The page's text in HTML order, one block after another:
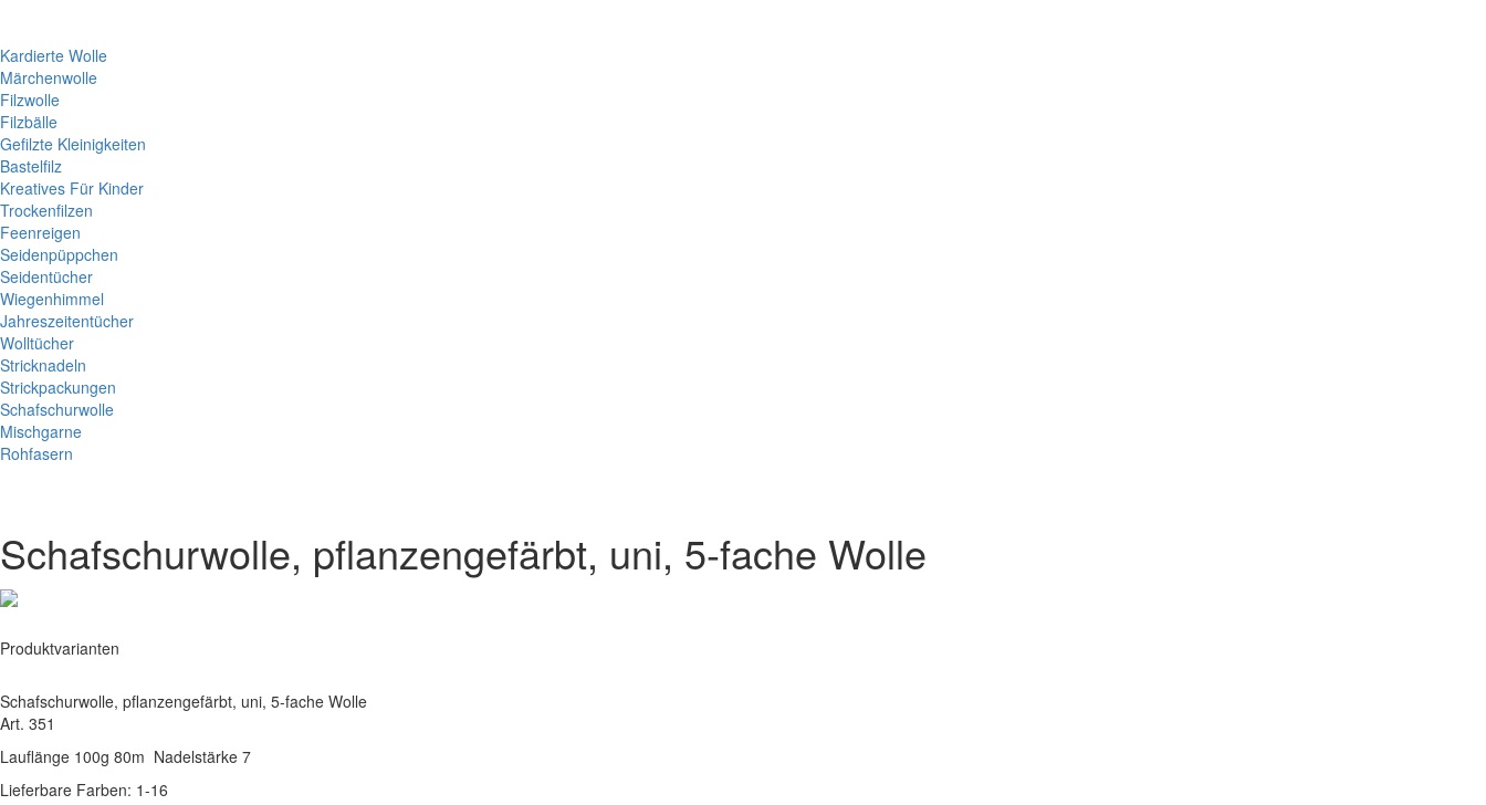
Kardierte Wolle
Märchenwolle
Filzwolle
Filzbälle
Gefilzte Kleinigkeiten
Bastelfilz
Kreatives Für Kinder
Trockenfilzen
Feenreigen
Seidenpüppchen
Seidentücher
Wiegenhimmel
Jahreszeitentücher
Wolltücher
Stricknadeln
Strickpackungen
Schafschurwolle
Mischgarne
Rohfasern
Schafschurwolle, pflanzengefärbt, uni, 5-fache Wolle
Produktvarianten
Schafschurwolle, pflanzengefärbt, uni, 5-fache Wolle
Art. 351
Lauflänge 100g 80m Nadelstärke 7
Lieferbare Farben: 1-16